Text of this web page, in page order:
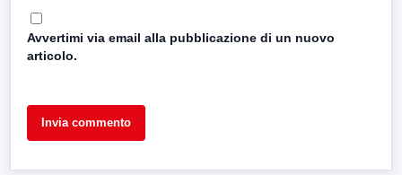
Avvertimi via email alla pubblicazione di un nuovo
articolo.